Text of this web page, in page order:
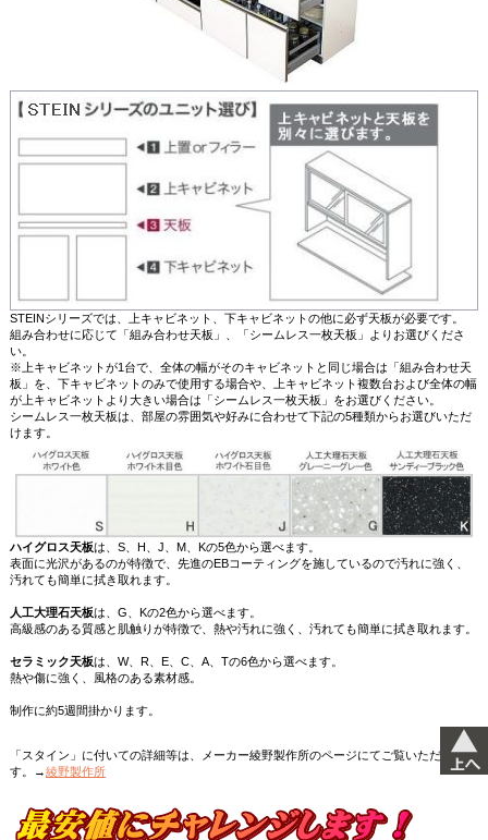
STEINシリーズでは、上キャビネット、下キャビネットの他に必ず天板が必要です。
組み合わせに応じて「組み合わせ天板」、「シームレス一枚天板」よりお選びくださ
い。
※上キャビネットが1台で、全体の幅がそのキャビネットと同じ場合は「組み合わせ天
板」を、下キャビネットのみで使用する場合や、上キャビネット複数台および全体の幅
が上キャビネットより大きい場合は「シームレス一枚天板」をお選びください。
シームレス一枚天板は、部屋の雰囲気や好みに合わせて下記の5種類からお選びいただ
けます。
ハイグロス天板は、S、H、J、M、Kの5色から選べます。
表面に光沢があるのが特徴で、先進のEBコーティングを施しているので汚れに強く、
汚れても簡単に拭き取れます。
人工大理石天板は、G、Kの2色から選べます。
高級感のある質感と肌触りが特徴で、熱や汚れに強く、汚れても簡単に拭き取れます。
セラミック天板は、W、R、E、C、A、Tの6色から選べます。
熱や傷に強く、風格のある素材感。
制作に約5週間掛かります。
「スタイン」に付いての詳細等は、メーカー綾野製作所のページにてご覧いただけま
す。→綾野製作所